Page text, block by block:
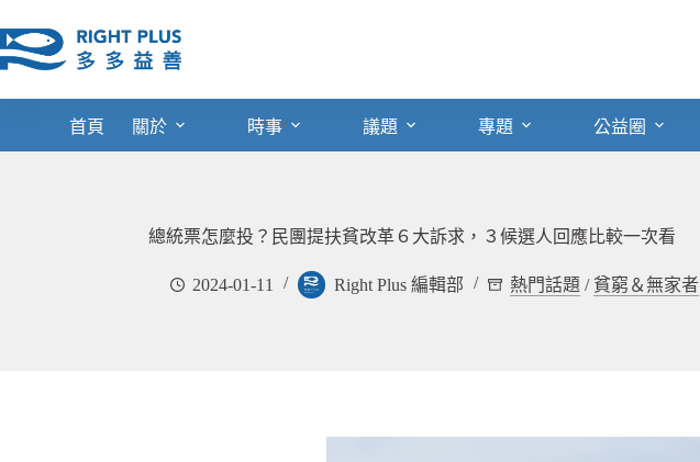
至
主
首頁 關於 時事 議題 專題 公益圈
總統票怎麼投？民團提扶貧改革６大訴求，３候選人回應比較一次看
2024-01-11 Right Plus 編輯部 熱門話題 / 貧窮＆無家者